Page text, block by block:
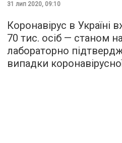
31 лип 2020, 09:10
Коронавірус в Україні
70 тис. осіб — станом
лабораторно
випадки